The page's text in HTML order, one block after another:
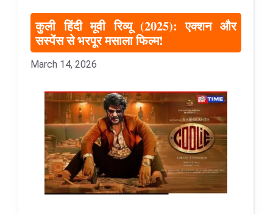
कुली हिंदी मूवी रिव्यू (2025): एक्शन और
सस्पेंस से भरपूर मसाला फिल्म!
March 14, 2026